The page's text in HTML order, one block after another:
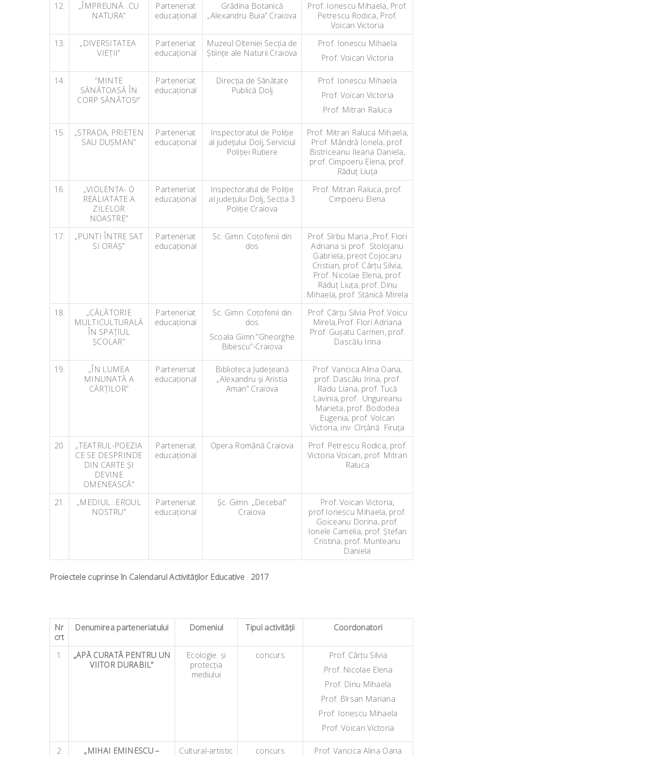
12.
„ÎMPREUNĂ…CU
NATURA”
Parteneriat
educaţional
Grădina Botanică
„Alexandru Buia” Craiova
Prof. Ionescu Mihaela, Prof.
Petrescu Rodica, Prof.
Voican Victoria
13.
„DIVERSITATEA
VIEŢII”
Parteneriat
educaţional
Muzeul Olteniei Secţia de
Ştiinţe ale Naturii Craiova
Prof. Ionescu Mihaela
Prof. Voican Victoria
14.
”MINTE
SĂNĂTOASĂ ÎN
CORP SĂNĂTOS!”
Parteneriat
educaţional
Direcţia de Sănătate
Publică Dolj
Prof. Ionescu Mihaela
Prof. Voican Victoria
Prof. Mitran Raluca
15.
„STRADA, PRIETEN
SAU DUŞMAN”
Parteneriat
educaţional
Inspectoratul de Poliţie
al judeţului Dolj, Serviciul
Poliţiei Rutiere
Prof. Mitran Raluca Mihaela,
Prof. Mândră Ionela, prof.
Bistriceanu Ileana Daniela,
prof. Cimpoeru Elena, prof.
Răduţ Liuţa
16.
„VIOLENŢA- O
REALIATATE A
ZILELOR
NOASTRE”
Parteneriat
educaţional
Inspectoratul de Poliţie
al judeţului Dolj, Secţia 3
Poliţie Craiova
Prof. Mitran Raluca, prof.
Cimpoeru Elena
17.
„PUNTI ÎNTRE SAT
SI ORAŞ”
Parteneriat
educaţional
Sc. Gimn. Coţofenii din
dos
Prof. Sîrbu Maria ,Prof. Flori
Adriana si prof. Stolojanu
Gabriela, preot Cojocaru
Cristian, prof. Cârţu Silvia,
Prof. Nicolae Elena, prof.
Răduţ Liuţa, prof. Dinu
Mihaela, prof. Stănică Mirela
18.
„CĂLĂTORIE
MULTICULTURALĂ
ÎN SPAŢIUL
ŞCOLAR”
Parteneriat
educaţional
Sc. Gimn. Coţofenii din
dos
Scoala Gimn.”Gheorghe
Bibescu”-Craiova
Prof. Cârţu Silvia Prof. Voicu
Mirela,Prof. Flori Adriana
Prof. Guşatu Carmen, prof.
Dascălu Irina
19.
„ÎN LUMEA
MINUNATĂ A
CĂRŢILOR”
Parteneriat
educaţional
Biblioteca Judeţeană
„Alexandru şi Aristia
Aman” Craiova
Prof. Vancica Alina Oana,
prof. Dascălu Irina, prof.
Radu Liana, prof. Tucă
Lavinia, prof. Ungureanu
Marieta, prof. Bododea
Eugenia, prof. Voican
Victoria, inv. Cîrţână Firuţa
20.
„TEATRUL-POEZIA
CE SE DESPRINDE
DIN CARTE ŞI
DEVINE
OMENEASCĂ”
Parteneriat
educaţional
Opera Română Craiova
Prof. Petrescu Rodica, prof.
Victoria Voican, prof. Mitran
Raluca
21.
„MEDIUL…EROUL
NOSTRU”
Parteneriat
educaţional
Şc. Gimn. „Decebal”
Craiova
Prof. Voican Victoria,
prof.Ionescu Mihaela, prof.
Goiceanu Dorina, prof.
Ionele Camelia, prof. Ştefan
Cristina, prof. Munteanu
Daniela
Proiectele cuprinse în Calendarul Activităţilor Educative 2017
Nr
crt
Denumirea parteneriatului Domeniul Tipul activităţii Coordonatori
1
„APĂ CURATĂ PENTRU UN
VIITOR DURABIL”
Ecologie și
protecția
mediului
concurs
Prof. Cârţu Silvia
Prof. Nicolae Elena
Prof. Dinu Mihaela
Prof. Bîrsan Mariana
Prof. Ionescu Mihaela
Prof. Voican Victoria
2
„MIHAI EMINESCU –
Cultural-artistic
concurs
Prof. Vancica Alina Oana